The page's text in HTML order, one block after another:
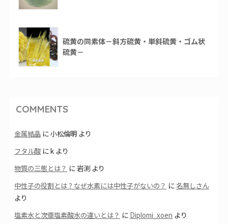
硫黄の同素体－斜方硫黄・単斜硫黄・ゴム状
硫黄－
COMMENTS
金属結晶に小松倫明より
フタル酸にkより
物質の三態とは？ に岩渕より
中性子の役割とは？なぜ水素には中性子がないの？ に名無しさん
より
塩素水と次亜塩素酸水の違いとは？ に Diplomi_xoen より